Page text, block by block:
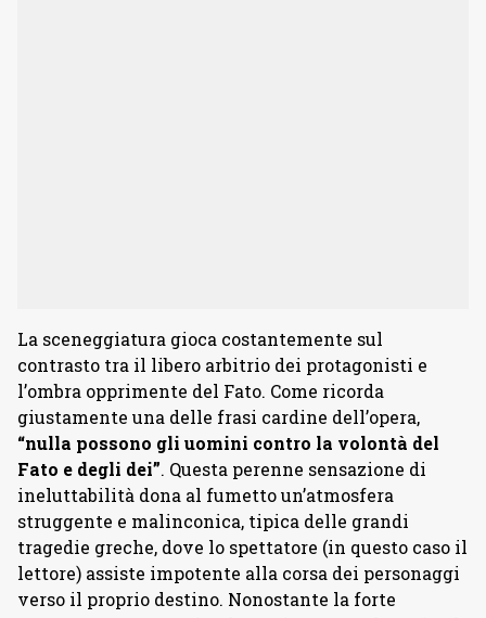
La sceneggiatura gioca costantemente sul
contrasto tra il libero arbitrio dei protagonisti e
l’ombra opprimente del Fato. Come ricorda
giustamente una delle frasi cardine dell’opera,
“nulla possono gli uomini contro la volontà del
Fato e degli dei”. Questa perenne sensazione di
ineluttabilità dona al fumetto un’atmosfera
struggente e malinconica, tipica delle grandi
tragedie greche, dove lo spettatore (in questo caso il
lettore) assiste impotente alla corsa dei personaggi
verso il proprio destino. Nonostante la forte